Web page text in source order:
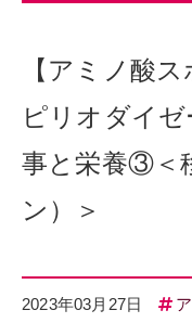
【アミノ酸
ピリオダイ
事と栄養③＜
ン）＞
2023年03月27日